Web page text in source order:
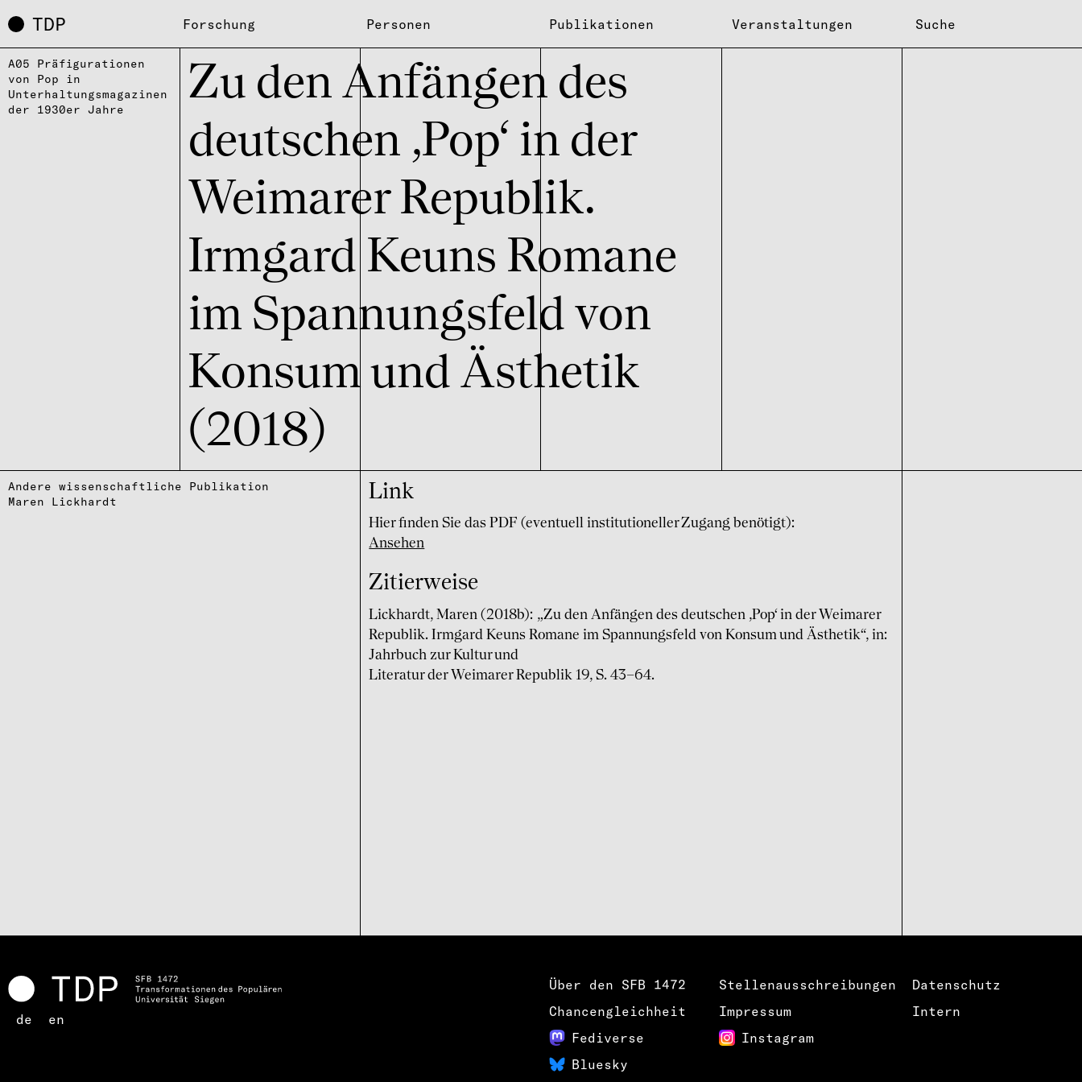
TDP Forschung Personen Publikationen Veranstaltungen Suche
Zu den Anfän­gen des
deut­schen ‚Pop‘ in der
Weima­rer Repu­blik.
Irmgard Keuns Romane
im Span­nungs­feld von
Konsum und Ästhe­tik
(2018)
A05 Präfigurationen
von Pop in
Unterhaltungsmagazinen
der 1930er Jahre
Andere wissenschaftliche Publikation
Maren Lickhardt
Link
Hier finden Sie das PDF (eventuell institutioneller Zugang benötigt):
Ansehen
Zitierweise
Lickhardt, Maren (2018b): „Zu den Anfängen des deutschen ‚Pop‘ in der Weimarer
Republik. Irmgard Keuns Romane im Spannungsfeld von Konsum und Ästhetik“, in:
Jahrbuch zur Kultur und
Literatur der Weimarer Republik 19, S. 43–64.
de en
Über den SFB 1472
Chancengleichheit
Stellenausschreibungen
Impressum
Datenschutz
Intern
Fediverse
Bluesky
Instagram